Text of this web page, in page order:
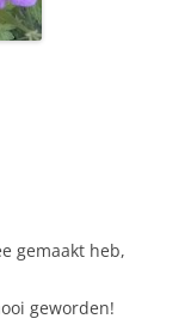
gemaakt heb,
geworden!